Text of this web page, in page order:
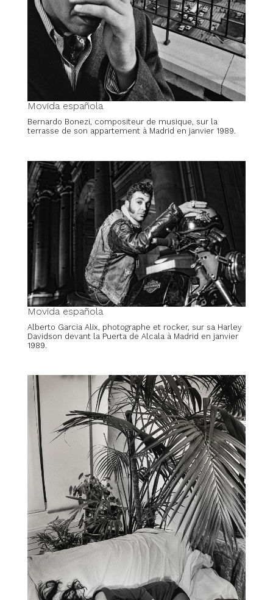
Movida española
Bernardo Bonezi, compositeur de musique, sur la
terrasse de son appartement à Madrid en janvier 1989.
Movida española
Alberto Garcia Alix, photographe et rocker, sur sa Harley
Davidson devant la Puerta de Alcala à Madrid en janvier
1989.